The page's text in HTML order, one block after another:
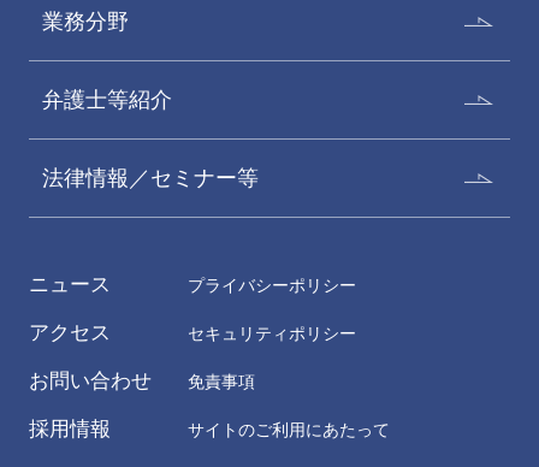
業務分野
弁護士等紹介
法律情報／セミナー等
ニュース
アクセス
お問い合わせ
採用情報
プライバシーポリシー
セキュリティポリシー
免責事項
サイトのご利用にあたって